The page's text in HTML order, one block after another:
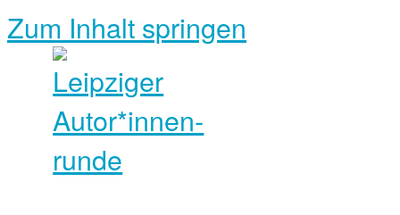
Zum Inhalt springen